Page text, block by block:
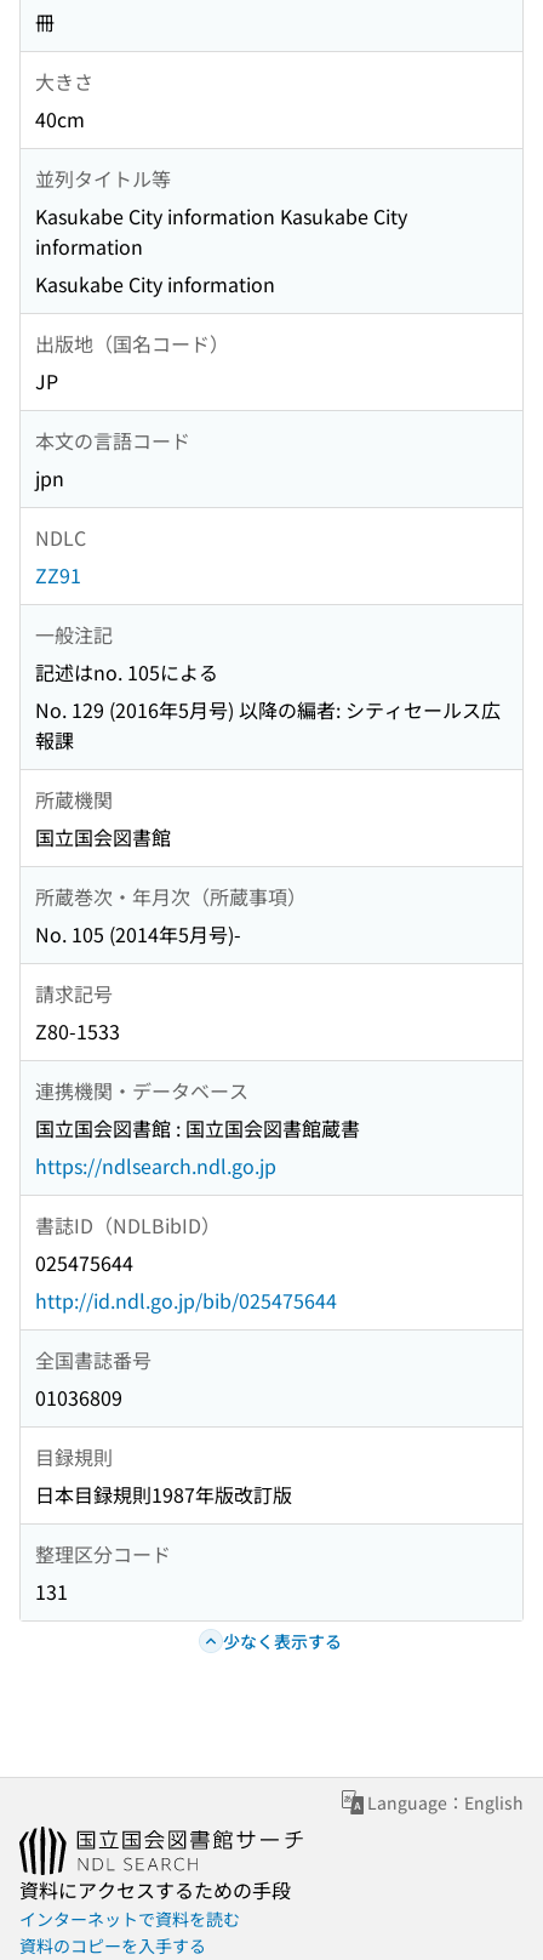
冊
大きさ
40cm
並列タイトル等
Kasukabe City information Kasukabe City
information
Kasukabe City information
出版地（国名コード）
JP
本文の言語コード
jpn
NDLC
ZZ91
一般注記
記述はno. 105による
No. 129 (2016年5月号) 以降の編者: シティセールス広
報課
所蔵機関
国立国会図書館
所蔵巻次・年月次（所蔵事項）
No. 105 (2014年5月号)-
請求記号
Z80-1533
連携機関・データベース
国立国会図書館 : 国立国会図書館蔵書
https://ndlsearch.ndl.go.jp
書誌ID（NDLBibID）
025475644
http://id.ndl.go.jp/bib/025475644
全国書誌番号
01036809
目録規則
日本目録規則1987年版改訂版
整理区分コード
131
少なく表示する
Language：English
資料にアクセスするための手段
インターネットで資料を読む
資料のコピーを入手する